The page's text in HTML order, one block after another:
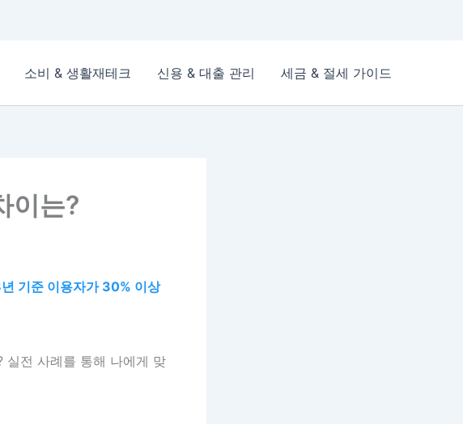
소비 & 생활재테크 신용 & 대출 관리 세금 & 절세 가이드
이는?
기준 이용자가 30% 이상
실전 사례를 통해 나에게 맞